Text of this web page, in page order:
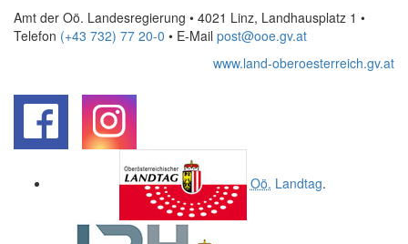
Amt der Oö. Landesregierung • 4021 Linz, Landhausplatz 1 •
Telefon (+43 732) 77 20-0 • E-Mail post@ooe.gv.at
www.land-oberoesterreich.gv.at
Oö. Landtag.